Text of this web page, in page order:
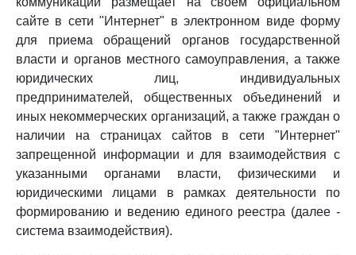
сайте в сети "Интернет" в электронном виде форму
для приема обращений органов государственной
власти и органов местного самоуправления, а также
юридических лиц, индивидуальных
предпринимателей, общественных объединений и
иных некоммерческих организаций, а также граждан о
наличии на страницах сайтов в сети "Интернет"
запрещенной информации и для взаимодействия с
указанными органами власти, физическими и
юридическими лицами в рамках деятельности по
формированию и ведению единого реестра (далее -
система взаимодействия).